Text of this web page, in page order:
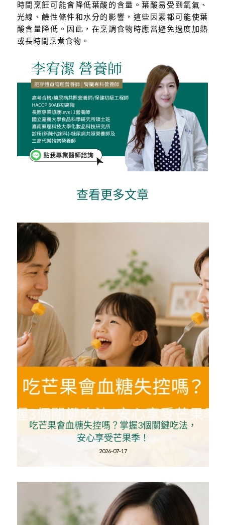
時間烹飪可能會降低葉酸的含量。葉酸易受到氧氣、
光線、鹼性條件和水分的影響，這些因素都可能使葉
酸含量降低。因此，在烹調食物時應當避免過度加熱
或長時間烹煮食物。
查看更多文章
吃芒果會血糖失控嗎？掌握3個關鍵吃法，
安心享受芒果季！
2026-07-17